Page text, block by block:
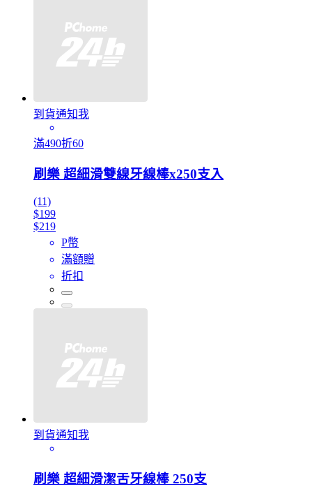
到貨通知我
滿490折60
刷樂 超細滑雙線牙線棒x250支入
(11)
$199
$219
P幣
滿額贈
折扣
到貨通知我
刷樂 超細滑潔舌牙線棒 250支